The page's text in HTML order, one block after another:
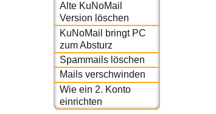
Alte KuNoMail
Version löschen
KuNoMail bringt PC
zum Absturz
Spammails löschen
Mails verschwinden
Wie ein 2. Konto
einrichten